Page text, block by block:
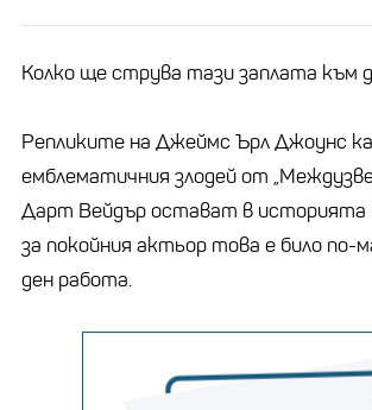
Колко ще струва тази заплата към
Репликите на Джеймс Ърл Джоунс
емблематичния злодей от
Дарт Вейдър остават в историята
за покойния актьор това е било по-
ден работа.